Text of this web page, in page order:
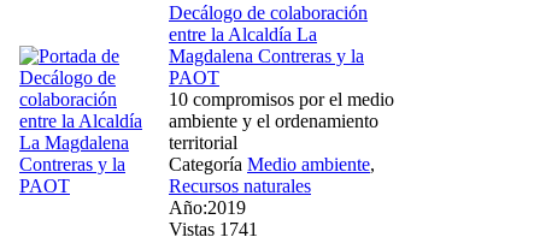
Decálogo de colaboración
entre la Alcaldía La
Magdalena Contreras y la
PAOT
10 compromisos por el medio
ambiente y el ordenamiento
territorial
Categoría Medio ambiente,
Recursos naturales
Año:2019
Vistas 1741